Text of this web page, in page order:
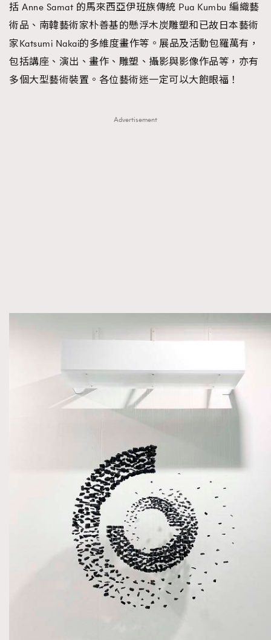
括 Anne Samat 的馬來西亞伊班族傳統 Pua Kumbu 編織藝
術品、南韓藝術家朴善基的懸浮木炭雕塑和已故日本藝術
家Katsumi Nakai的多維度畫作等。展品及活動包羅萬有，
包括講座、演出、畫作、雕塑、攝影與影像作品等，亦有
多個大型藝術裝置。各位藝術迷一定可以大飽眼福！
Advertisement